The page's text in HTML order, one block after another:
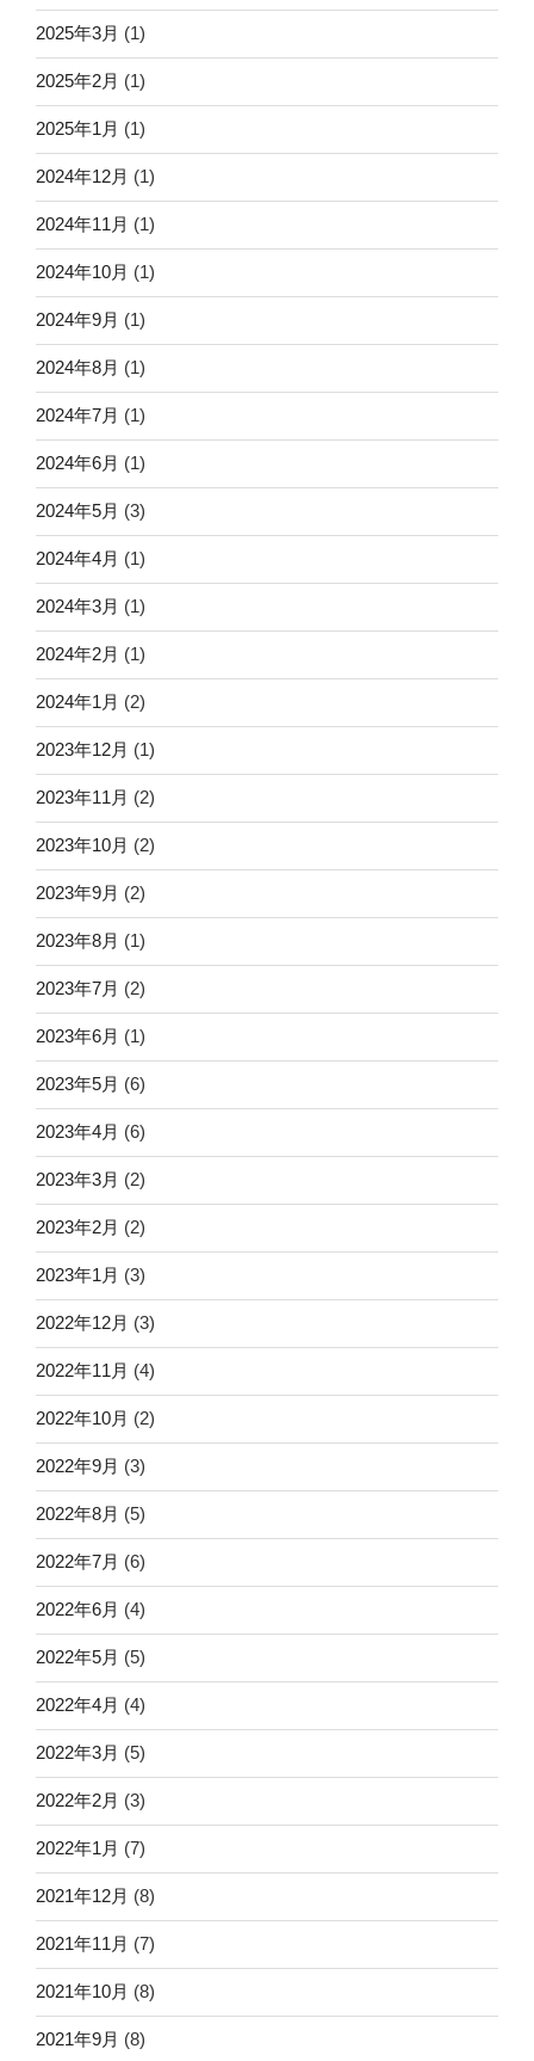
2025年3月 (1)
2025年2月 (1)
2025年1月 (1)
2024年12月 (1)
2024年11月 (1)
2024年10月 (1)
2024年9月 (1)
2024年8月 (1)
2024年7月 (1)
2024年6月 (1)
2024年5月 (3)
2024年4月 (1)
2024年3月 (1)
2024年2月 (1)
2024年1月 (2)
2023年12月 (1)
2023年11月 (2)
2023年10月 (2)
2023年9月 (2)
2023年8月 (1)
2023年7月 (2)
2023年6月 (1)
2023年5月 (6)
2023年4月 (6)
2023年3月 (2)
2023年2月 (2)
2023年1月 (3)
2022年12月 (3)
2022年11月 (4)
2022年10月 (2)
2022年9月 (3)
2022年8月 (5)
2022年7月 (6)
2022年6月 (4)
2022年5月 (5)
2022年4月 (4)
2022年3月 (5)
2022年2月 (3)
2022年1月 (7)
2021年12月 (8)
2021年11月 (7)
2021年10月 (8)
2021年9月 (8)